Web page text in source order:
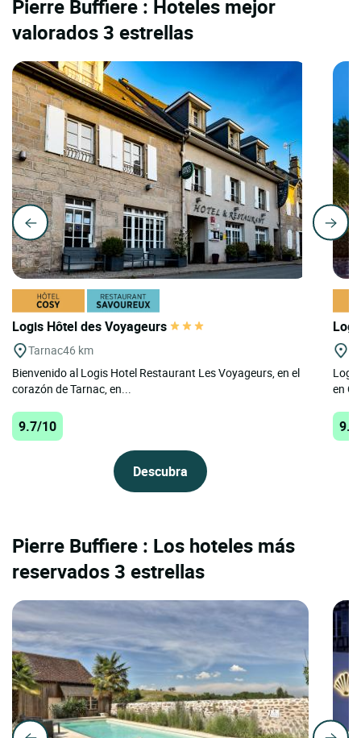
Pierre Buffiere : Hoteles mejor
valorados 3 estrellas
Logis Hôtel des Voyageurs
Tarnac46 km
Bienvenido al Logis Hotel Restaurant Les Voyageurs, en el
corazón de Tarnac, en...
9.7/10
Descubra
en
Pierre Buffiere : Los hoteles más
reservados 3 estrellas